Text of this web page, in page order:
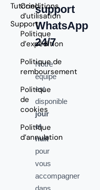
Tutoriel
Support
Conditions
d’utilisation
Politique
d’expédition
Politique de
remboursement
Politique
de
cookies
Politique
d’annulation
support
WhatsApp
24/7
Notre
équipe
est
disponible
jour
et
nuit
pour
vous
accompagner